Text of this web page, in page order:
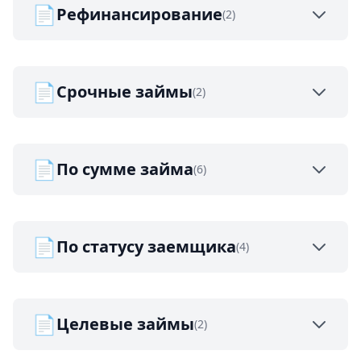
📄Рефинансирование(2)
📄Срочные займы(2)
📄По сумме займа(6)
📄По статусу заемщика(4)
📄Целевые займы(2)